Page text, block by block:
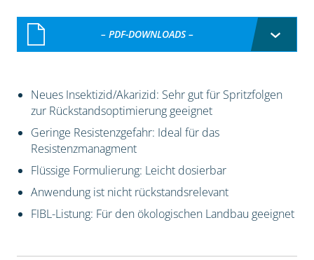
– PDF-DOWNLOADS –
Neues Insektizid/Akarizid: Sehr gut für Spritzfolgen
zur Rückstandsoptimierung geeignet
Geringe Resistenzgefahr: Ideal für das
Resistenzmanagment
Flüssige Formulierung: Leicht dosierbar
Anwendung ist nicht rückstandsrelevant
FIBL-Listung: Für den ökologischen Landbau geeignet